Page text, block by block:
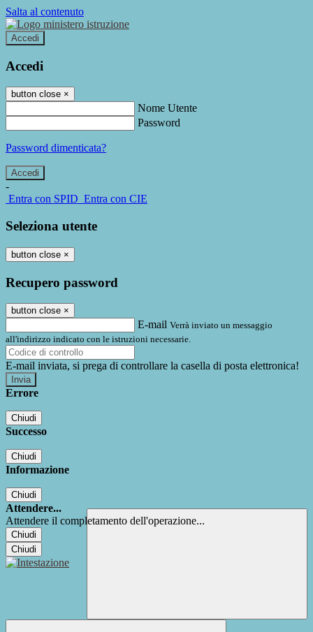
Salta al contenuto
Accedi
Accedi
button close ×
Nome Utente
Password
Password dimenticata?
-
Entra con SPID Entra con CIE
Seleziona utente
button close ×
Recupero password
button close ×
E-mail Verrà inviato un messaggio
all'indirizzo indicato con le istruzioni necessarie.
E-mail inviata, si prega di controllare la casella di posta elettronica!
Errore
Chiudi
Successo
Chiudi
Informazione
Chiudi
Attendere...
Attendere il completamento dell'operazione...
Chiudi
Chiudi